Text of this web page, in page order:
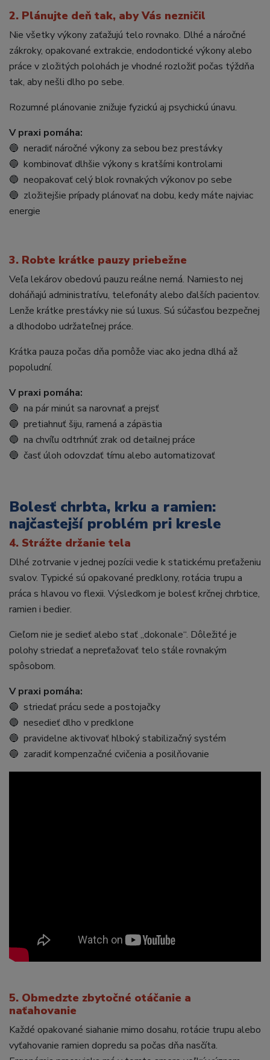
2. Plánujte deň tak, aby Vás nezničil
Nie všetky výkony zaťažujú telo rovnako. Dlhé a náročné
zákroky, opakované extrakcie, endodontické výkony alebo
práce v zložitých polohách je vhodné rozložiť počas týždňa
tak, aby nešli dlho po sebe.
Rozumné plánovanie znižuje fyzickú aj psychickú únavu.
V praxi pomáha:
🔵 neradiť náročné výkony za sebou bez prestávky
🔵 kombinovať dlhšie výkony s kratšími kontrolami
🔵 neopakovať celý blok rovnakých výkonov po sebe
🔵 zložitejšie prípady plánovať na dobu, kedy máte najviac
energie
3. Robte krátke pauzy priebežne
Veľa lekárov obedovú pauzu reálne nemá. Namiesto nej
doháňajú administratívu, telefonáty alebo ďalších pacientov.
Lenže krátke prestávky nie sú luxus. Sú súčasťou bezpečnej
a dlhodobo udržateľnej práce.
Krátka pauza počas dňa pomôže viac ako jedna dlhá až
popoludní.
V praxi pomáha:
🔵 na pár minút sa narovnať a prejsť
🔵 pretiahnuť šiju, ramená a zápästia
🔵 na chvíľu odtrhnúť zrak od detailnej práce
🔵 časť úloh odovzdať tímu alebo automatizovať
Bolesť chrbta, krku a ramien:
najčastejší problém pri kresle
4. Strážte držanie tela
Dlhé zotrvanie v jednej pozícii vedie k statickému preťaženiu
svalov. Typické sú opakované predklony, rotácia trupu a
práca s hlavou vo flexii. Výsledkom je bolesť krčnej chrbtice,
ramien i bedier.
Cieľom nie je sedieť alebo stať „dokonale“. Dôležité je
polohy striedať a nepreťažovať telo stále rovnakým
spôsobom.
V praxi pomáha:
🔵 striedať prácu sede a postojačky
🔵 nesedieť dlho v predklone
🔵 pravidelne aktivovať hlboký stabilizačný systém
🔵 zaradiť kompenzačné cvičenia a posilňovanie
5. Obmedzte zbytočné otáčanie a
naťahovanie
Každé opakované siahanie mimo dosahu, rotácie trupu alebo
vyťahovanie ramien dopredu sa počas dňa nasčíta.